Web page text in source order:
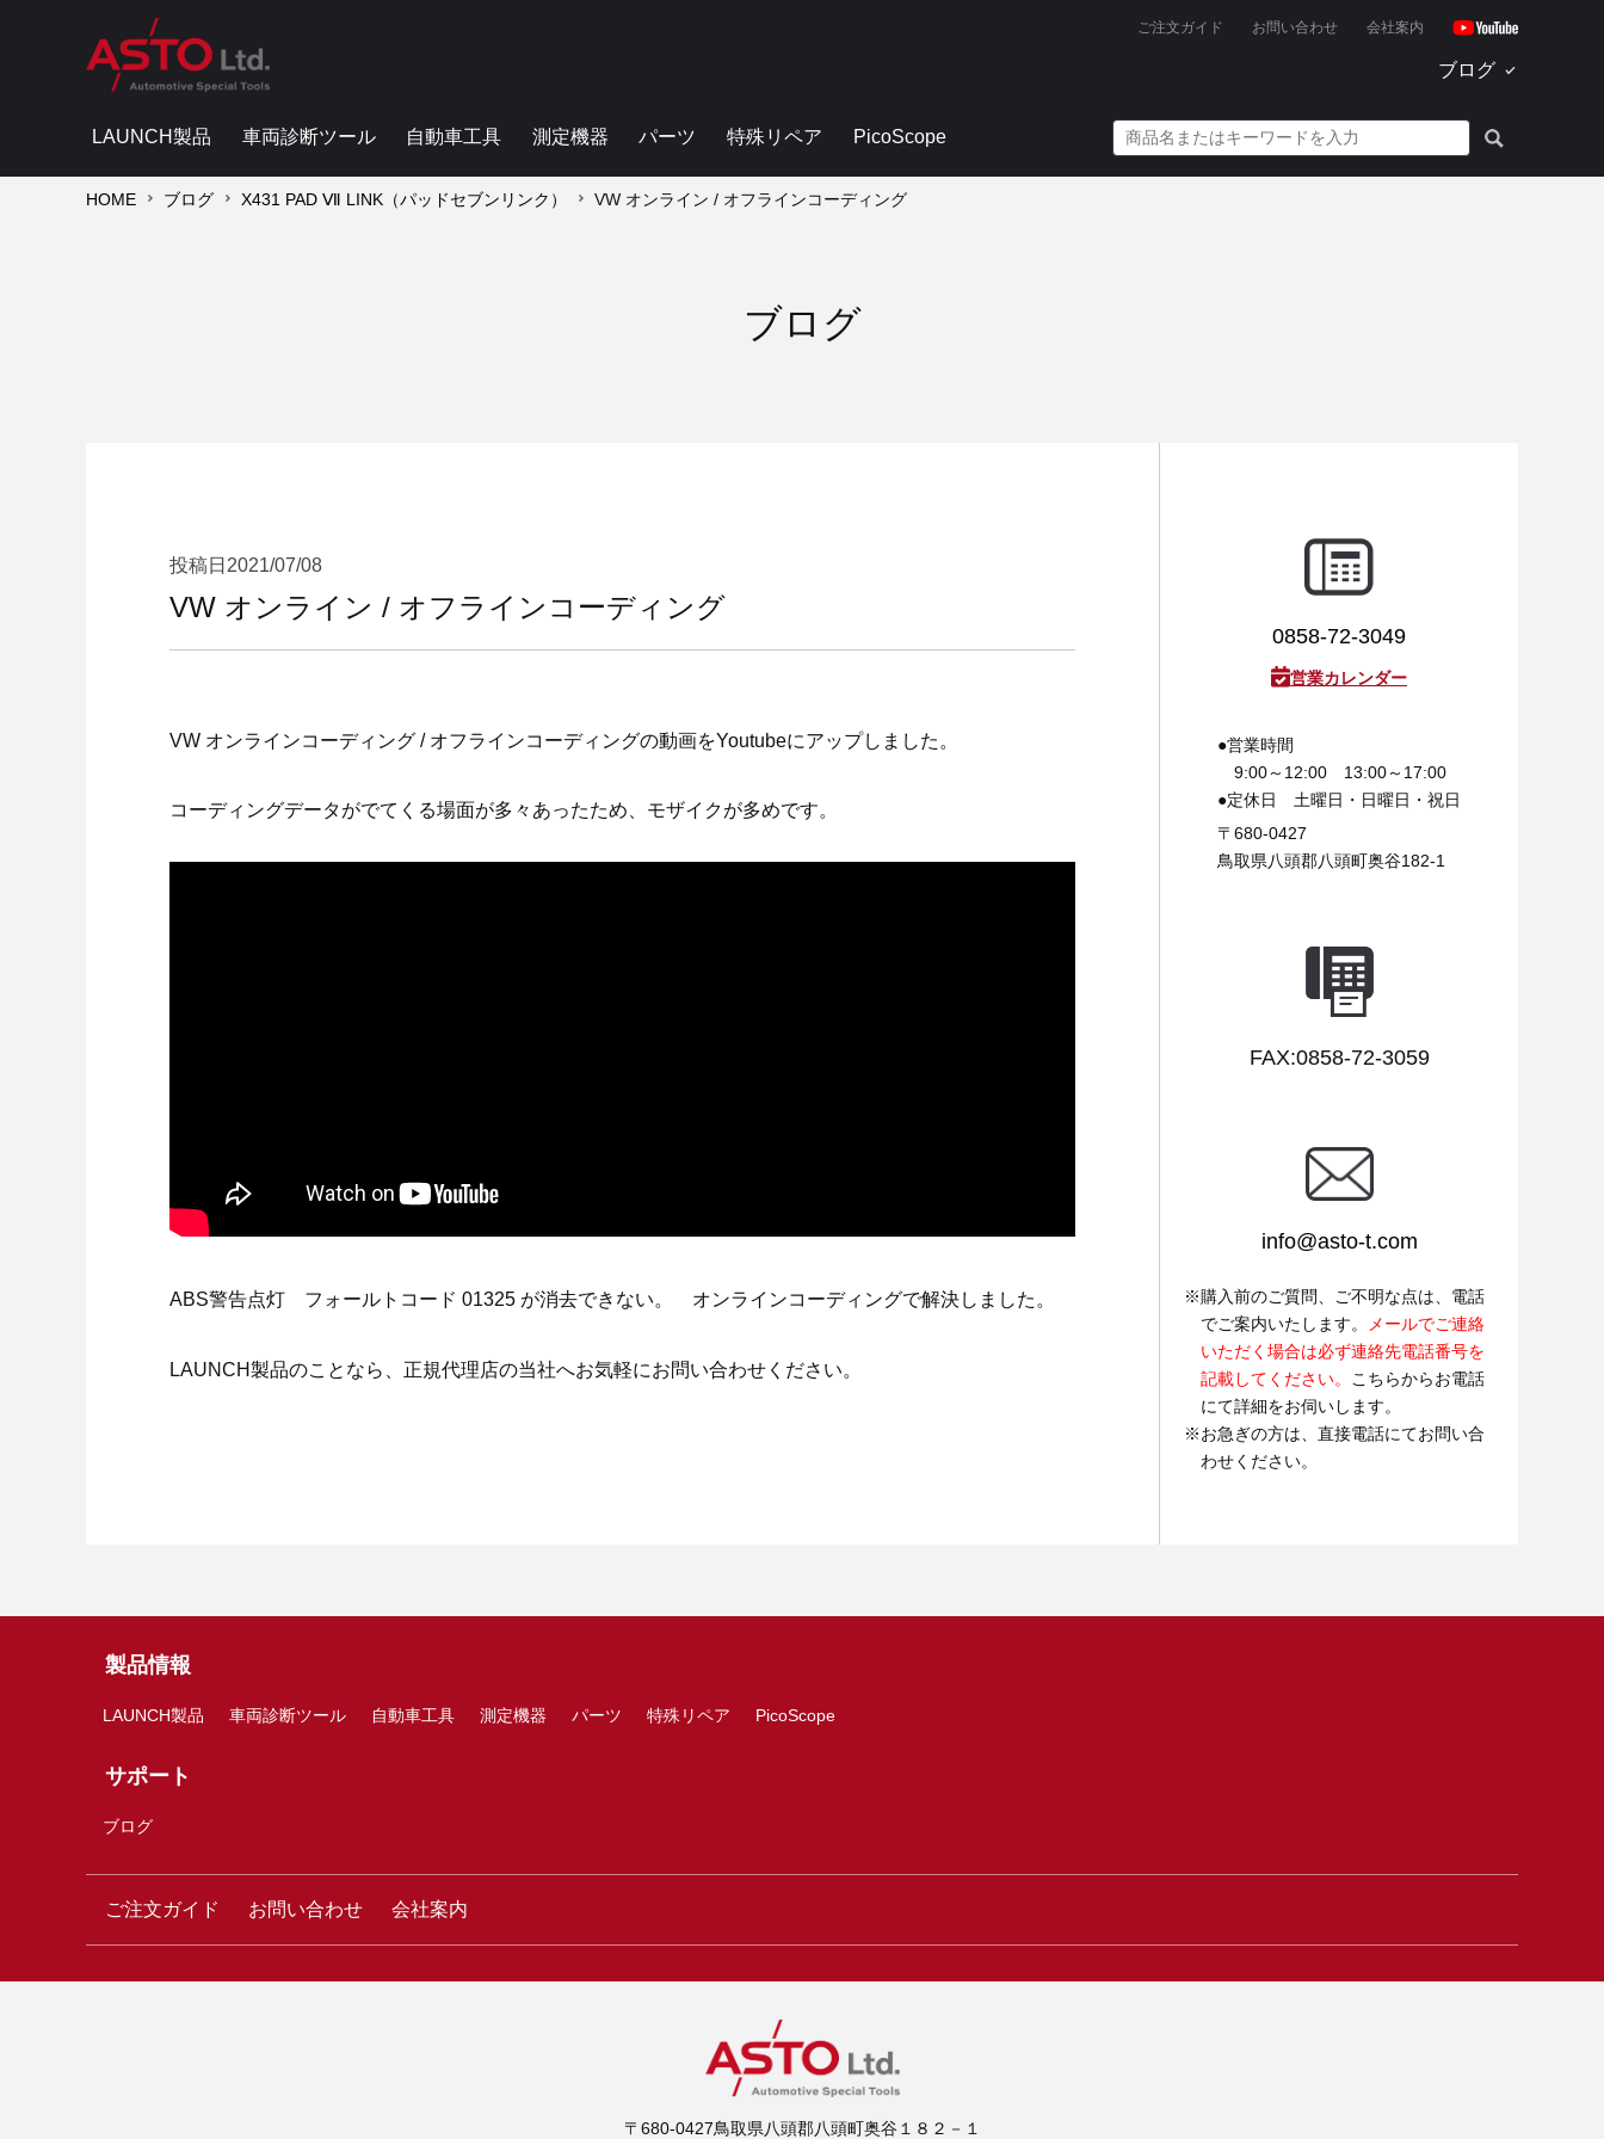
ご注文ガイド お問い合わせ 会社案内
ブログ
LAUNCH製品 車両診断ツール 自動車工具 測定機器 パーツ 特殊リペア PicoScope
HOME ブログ X431 PAD Ⅶ LINK（パッドセブンリンク） VW オンライン / オフラインコーディング
ブログ
投稿日 2021/07/08
VW オンライン / オフラインコーディング
VW オンラインコーディング / オフラインコーディングの動画をYoutubeにアップしました。
コーディングデータがでてくる場面が多々あったため、モザイクが多めです。
ABS警告点灯 フォールトコード 01325 が消去できない。 オンラインコーディングで解決しました。
LAUNCH製品のことなら、正規代理店の当社へお気軽にお問い合わせください。
0858-72-3049
営業カレンダー
●営業時間
9:00～12:00 13:00～17:00
●定休日
土曜日・日曜日・祝日
〒680-0427
鳥取県八頭郡八頭町奥谷182-1
FAX:0858-72-3059
info@asto-t.com
購入前のご質問、ご不明な点は、電話
でご案内いたします。
メールでご連絡
いただく場合は必ず連絡先電話番号を
記載してください。
こちらからお電話
にて詳細をお伺いします。
お急ぎの方は、直接電話にてお問い合
わせください。
製品情報
LAUNCH製品 車両診断ツール 自動車工具 測定機器 パーツ 特殊リペア PicoScope
サポート
ブログ
ご注文ガイド お問い合わせ 会社案内
〒680-0427鳥取県八頭郡八頭町奥谷１８２－１